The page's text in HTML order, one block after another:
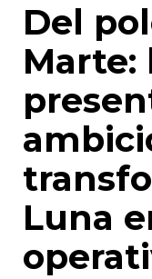
Del
Marte:
Luna